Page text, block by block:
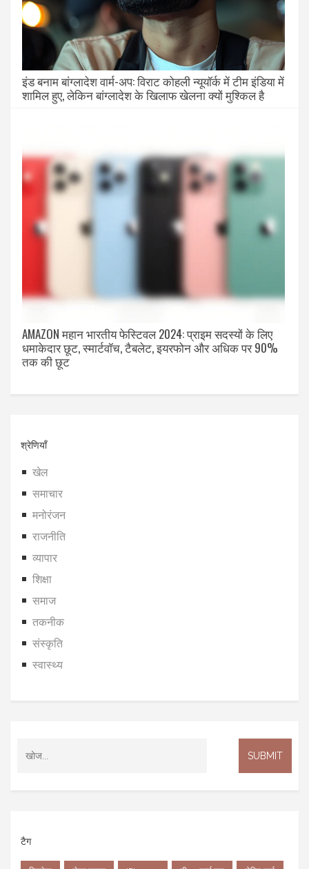
इंड बनाम बांग्लादेश वार्म-अप: विराट कोहली न्यूयॉर्क में टीम इंडिया में
शामिल हुए, लेकिन बांग्लादेश के खिलाफ खेलना क्यों मुश्किल है
AMAZON महान भारतीय फेस्टिवल 2024: प्राइम सदस्यों के लिए
धमाकेदार छूट, स्मार्टवॉच, टैबलेट, इयरफोन और अधिक पर 90%
तक की छूट
श्रेणियाँ
खेल
समाचार
मनोरंजन
राजनीति
व्यापार
शिक्षा
समाज
तकनीक
संस्कृति
स्वास्थ्य
टैग